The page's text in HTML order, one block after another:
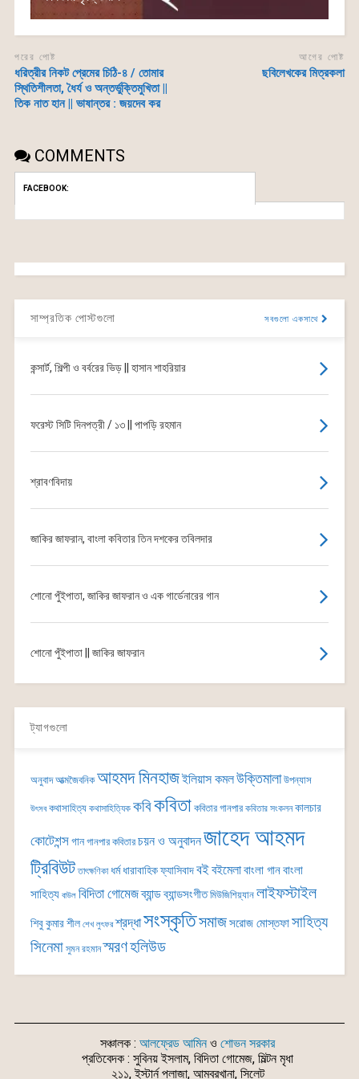
পরের পোষ্ট
ধরিত্রীর নিকট প্রেমের চিঠি-৪ / তোমার
স্থিতিশীলতা, ধৈর্য ও অন্তর্ভুক্তিমুখিতা ||
তিক নাত হান || ভাষান্তর : জয়দেব কর
আগের পোষ্ট
ছবিলেখকের মিত্রকলা
COMMENTS
FACEBOOK:
সাম্প্রতিক পোস্টগুলো সবগুলো একসাথে
কন্সার্ট, শিল্পী ও বর্বরের ভিড় || হাসান শাহরিয়ার
ফরেস্ট সিটি দিনপত্রী / ১৩ || পাপড়ি রহমান
শ্রাবণবিদায়
জাকির জাফরান, বাংলা কবিতার তিন দশকের তবিলদার
শোনো পুঁইপাতা, জাকির জাফরান ও এক গার্ডেনারের গান
শোনো পুঁইপাতা || জাকির জাফরান
ট্যাগগুলো
অনুবাদ আত্মজৈবনিক আহমদ মিনহাজইলিয়াস কমলউক্তিমালা উপন্যাস
উৎসব কথাসাহিত্য কথাসাহিত্যিক কবিকবিতা কবিতার গানপার কবিতার সংকলন কালচার
কোটেশন্সগান গানপার কবিতার চয়ন ও অনুবাদনজাহেদ আহমদ
ট্রিবিউট তাৎক্ষণিকা ধর্ম ধারাবাহিকফ্যাসিবাদবইবইমেলাবাংলা গানবাংলা
সাহিত্য বাউল বিদিতা গোমেজব্যান্ডব্যান্ডসংগীত মিউজিশিয়্যান লাইফস্টাইল
শিবু কুমার শীল শেখ লুৎফর শ্রদ্ধাসংস্কৃতিসমাজসরোজ মোস্তফাসাহিত্য
সিনেমা সুমন রহমান স্মরণহলিউড
সঞ্চালক : আলফ্রেড আমিনও শোভন সরকার
প্রতিবেদক : সুবিনয় ইসলাম, বিদিতা গোমেজ, মিল্টন মৃধা
২১১, ইস্টার্ন প্লাজা, আম্বরখানা, সিলেট